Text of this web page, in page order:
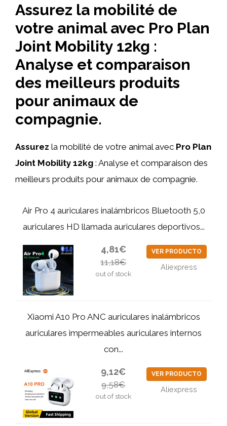
Assurez la mobilité de
votre animal avec Pro Plan
Joint Mobility 12kg :
Analyse et comparaison
des meilleurs produits
pour animaux de
compagnie.
Assurez la mobilité de votre animal avec Pro Plan
Joint Mobility 12kg : Analyse et comparaison des
meilleurs produits pour animaux de compagnie.
Air Pro 4 auriculares inalámbricos Bluetooth 5,0
auriculares HD llamada auriculares deportivos...
4,81€
11,18€
out of stock
VER PRODUCTO
Aliexpress
Xiaomi A10 Pro ANC auriculares inalámbricos
auriculares impermeables auriculares internos
con...
9,12€
9,58€
out of stock
VER PRODUCTO
Aliexpress